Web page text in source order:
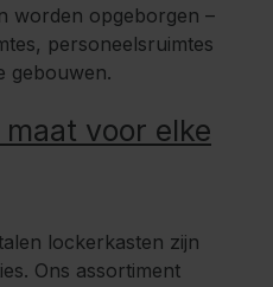
worden opgeborgen –
personeelsruimtes
gebouwen.
voor elke
lockerkasten zijn
Ons assortiment